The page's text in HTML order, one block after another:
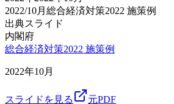
2022/10月 総合経済対策2022 施策例
出典スライド
内閣府
総合経済対策2022 施策例
2022年10月
スライドを見る
元PDF